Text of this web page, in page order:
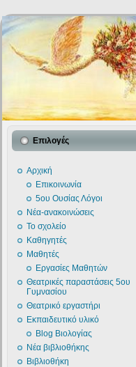
Επιλογές
Αρχική
Επικοινωνία
5ου Ουσίας Λόγοι
Νέα-ανακοινώσεις
Το σχολείο
Καθηγητές
Μαθητές
Εργασίες Μαθητών
Θεατρικές παραστάσεις 5ου
Γυμνασίου
Θεατρικό εργαστήρι
Εκπαιδευτικό υλικό
Blog Βιολογίας
Νέα βιβλιοθήκης
Βιβλιοθήκη